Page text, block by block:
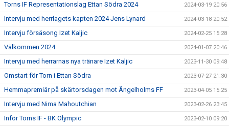
Torns IF Representationslag Ettan Södra 2024 2024-03-19 20:56
Intervju med herrlagets kapten 2024 Jens Lynard 2024-03-18 20:52
Intervju försäsong Izet Kaljic 2024-02-25 15:28
Välkommen 2024 2024-01-07 20:46
Intervju med herrarnas nya tränare Izet Kaljic 2023-11-30 09:48
Omstart för Torn i Ettan Södra 2023-07-27 21:30
Hemmapremiär på skärtorsdagen mot Ängelholms FF 2023-04-05 15:25
Intervju med Nima Mahoutchian 2023-02-26 23:45
Inför Torns IF - BK Olympic 2023-02-10 09:20